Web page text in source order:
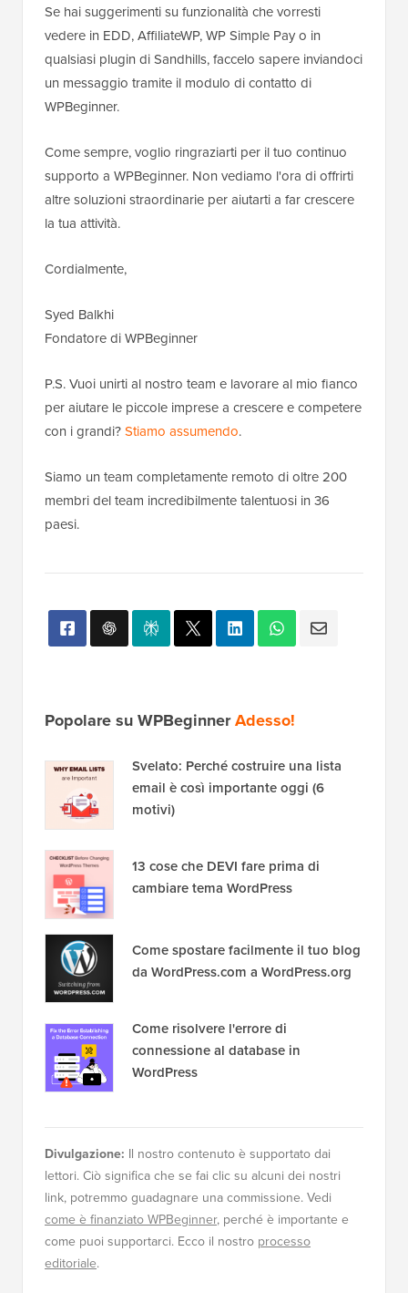
Se hai suggerimenti su funzionalità che vorresti
vedere in EDD, AffiliateWP, WP Simple Pay o in
qualsiasi plugin di Sandhills, faccelo sapere inviandoci
un messaggio tramite il modulo di contatto di
WPBeginner.
Come sempre, voglio ringraziarti per il tuo continuo
supporto a WPBeginner. Non vediamo l'ora di offrirti
altre soluzioni straordinarie per aiutarti a far crescere
la tua attività.
Cordialmente,
Syed Balkhi
Fondatore di WPBeginner
P.S. Vuoi unirti al nostro team e lavorare al mio fianco
per aiutare le piccole imprese a crescere e competere
con i grandi?Stiamo assumendo.
Siamo un team completamente remoto di oltre 200
membri del team incredibilmente talentuosi in 36
paesi.
Popolare su WPBeginnerAdesso!
Svelato: Perché costruire una lista
email è così importante oggi (6
motivi)
13 cose che DEVI fare prima di
cambiare tema WordPress
Come spostare facilmente il tuo blog
da WordPress.com a WordPress.org
Come risolvere l'errore di
connessione al database in
WordPress
Divulgazione: Il nostro contenuto è supportato dai
lettori. Ciò significa che se fai clic su alcuni dei nostri
link, potremmo guadagnare una commissione. Vedi
come è finanziato WPBeginner, perché è importante e
come puoi supportarci. Ecco il nostro processo
editoriale.